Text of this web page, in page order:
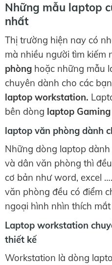
Những mẫu laptop
nhất
Thị trường hiện nay có
mà nhiều người tìm kiếm
phònghoặc những mẫu
chuyên dành cho các
laptop workstation.
bên dòng laptop Gaming
laptop văn phòng dành
Những dòng laptop
và dân văn phòng thì
cơ bản như word, excel
văn phòng đều có điểm
ngoại hình nhìn thích
Laptop workstation
thiết kế
Workstation là dòng